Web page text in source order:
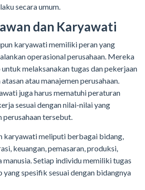
secara umum.
dan Karyawati
karyawati memiliki peran yang
operasional perusahaan. Mereka
melaksanakan tugas dan pekerjaan
atau manajemen perusahaan.
juga harus mematuhi peraturan
sesuai dengan nilai-nilai yang
tersebut.
karyawati meliputi berbagai bidang,
keuangan, pemasaran, produksi,
manusia. Setiap individu memiliki tugas
yang spesifik sesuai dengan bidangnya